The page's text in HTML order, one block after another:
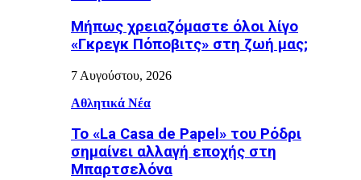
Μήπως χρειαζόμαστε όλοι λίγο
«Γκρεγκ Πόποβιτς» στη ζωή μας;
7 Αυγούστου, 2026
Αθλητικά Νέα
Το «La Casa de Papel» του Ρόδρι
σημαίνει αλλαγή εποχής στη
Μπαρτσελόνα